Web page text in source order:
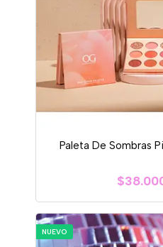
Paleta De Sombras
NUEVO